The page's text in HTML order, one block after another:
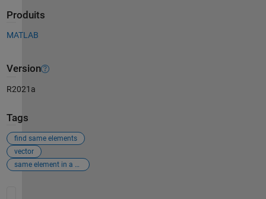
Produits
MATLAB
Version
R2021a
Tags
find same elements
vector
same element in a vector